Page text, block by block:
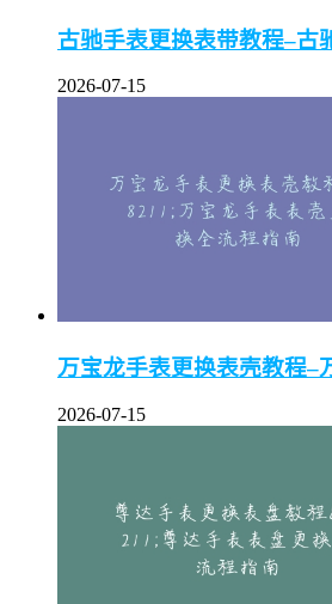
古驰手表更换表带教程–古
2026-07-15
万宝龙手表更换表壳教程–
2026-07-15